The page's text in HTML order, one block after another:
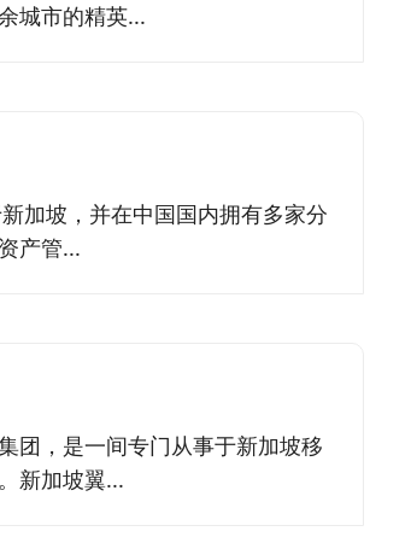
城市的精英...
加坡，并在中国国内拥有多家分
产管...
团，是一间专门从事于新加坡移
新加坡翼...